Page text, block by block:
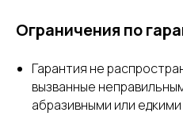
Ограничения по
Гарантия не
вызванные
абразивными или